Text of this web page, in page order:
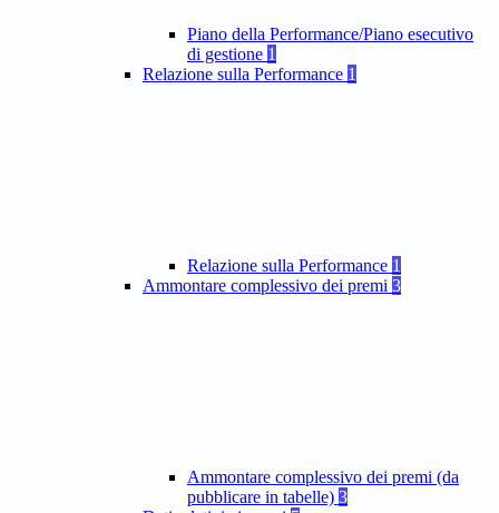
Piano della Performance/Piano esecutivo
di gestione 1
Relazione sulla Performance 1
Relazione sulla Performance 1
Ammontare complessivo dei premi 3
Ammontare complessivo dei premi (da
pubblicare in tabelle) 3